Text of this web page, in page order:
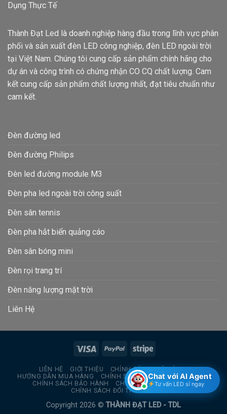
Dụng Thực Tế
Thành Đạt Led là doanh nghiệp hàng đầu trong lĩnh vực phân
phối và sản xuất đèn LED công nghiệp, đèn LED ngoài trời
tại Việt Nam. Chúng tôi cung cấp sản phẩm chính hãng cho
dự án và công trình có chứng nhận CO CQ chất lượng. Cam
kết cung cấp sản phẩm chất lượng nhất, đạt tiêu chuẩn như
cam kết.
Đèn đường led
Đèn đường Philips
Đèn led đường module M3
Đèn pha led ngoài trời công suất
Đèn sân tennis
Đèn pha hắt biển quảng cáo
Đèn sân bóng mini
Đèn rọi trang trí
Đèn năng lượng mặt trời
Liên Hệ
LIÊN HỆ GIỚI THIỆU
CHÍNH SÁCH TRẢ HÀNG
HƯỚNG DẪN MUA HÀNG
CHÍNH SÁCH BẢO MẬT THÔNG TIN
CHÍNH SÁCH BẢO HÀNH
CHÍNH SÁCH GIAO HÀNG
CHÍNH SÁCH ĐỔI TRẢ HÀNG
Copyright 2026 ©THÀNH ĐẠT LED - TDL
Chat với AI Agent
Tư vấn LED sỉ ngay